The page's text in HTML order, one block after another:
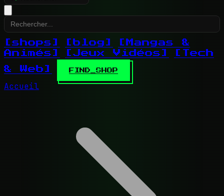
[shops] [blog]
[Mangas &
Animés]
[Jeux Vidéos]
[Tech
& Web]
FIND_SHOP
Accueil